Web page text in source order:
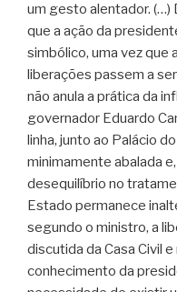
um gesto alentador. (…)
que a ação da
simbólico, uma vez que
liberações passem a
não anula a prática da
governador Eduardo
linha, junto ao Palácio
minimamente abalada
desequilíbrio no
Estado permanece
segundo o ministro, a
discutida da Casa Civil
conhecimento da